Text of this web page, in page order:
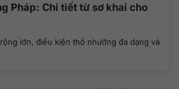
Pháp: Chi tiết từ sơ khai cho
lớn, điều kiện thổ nhưỡng đa dạng và